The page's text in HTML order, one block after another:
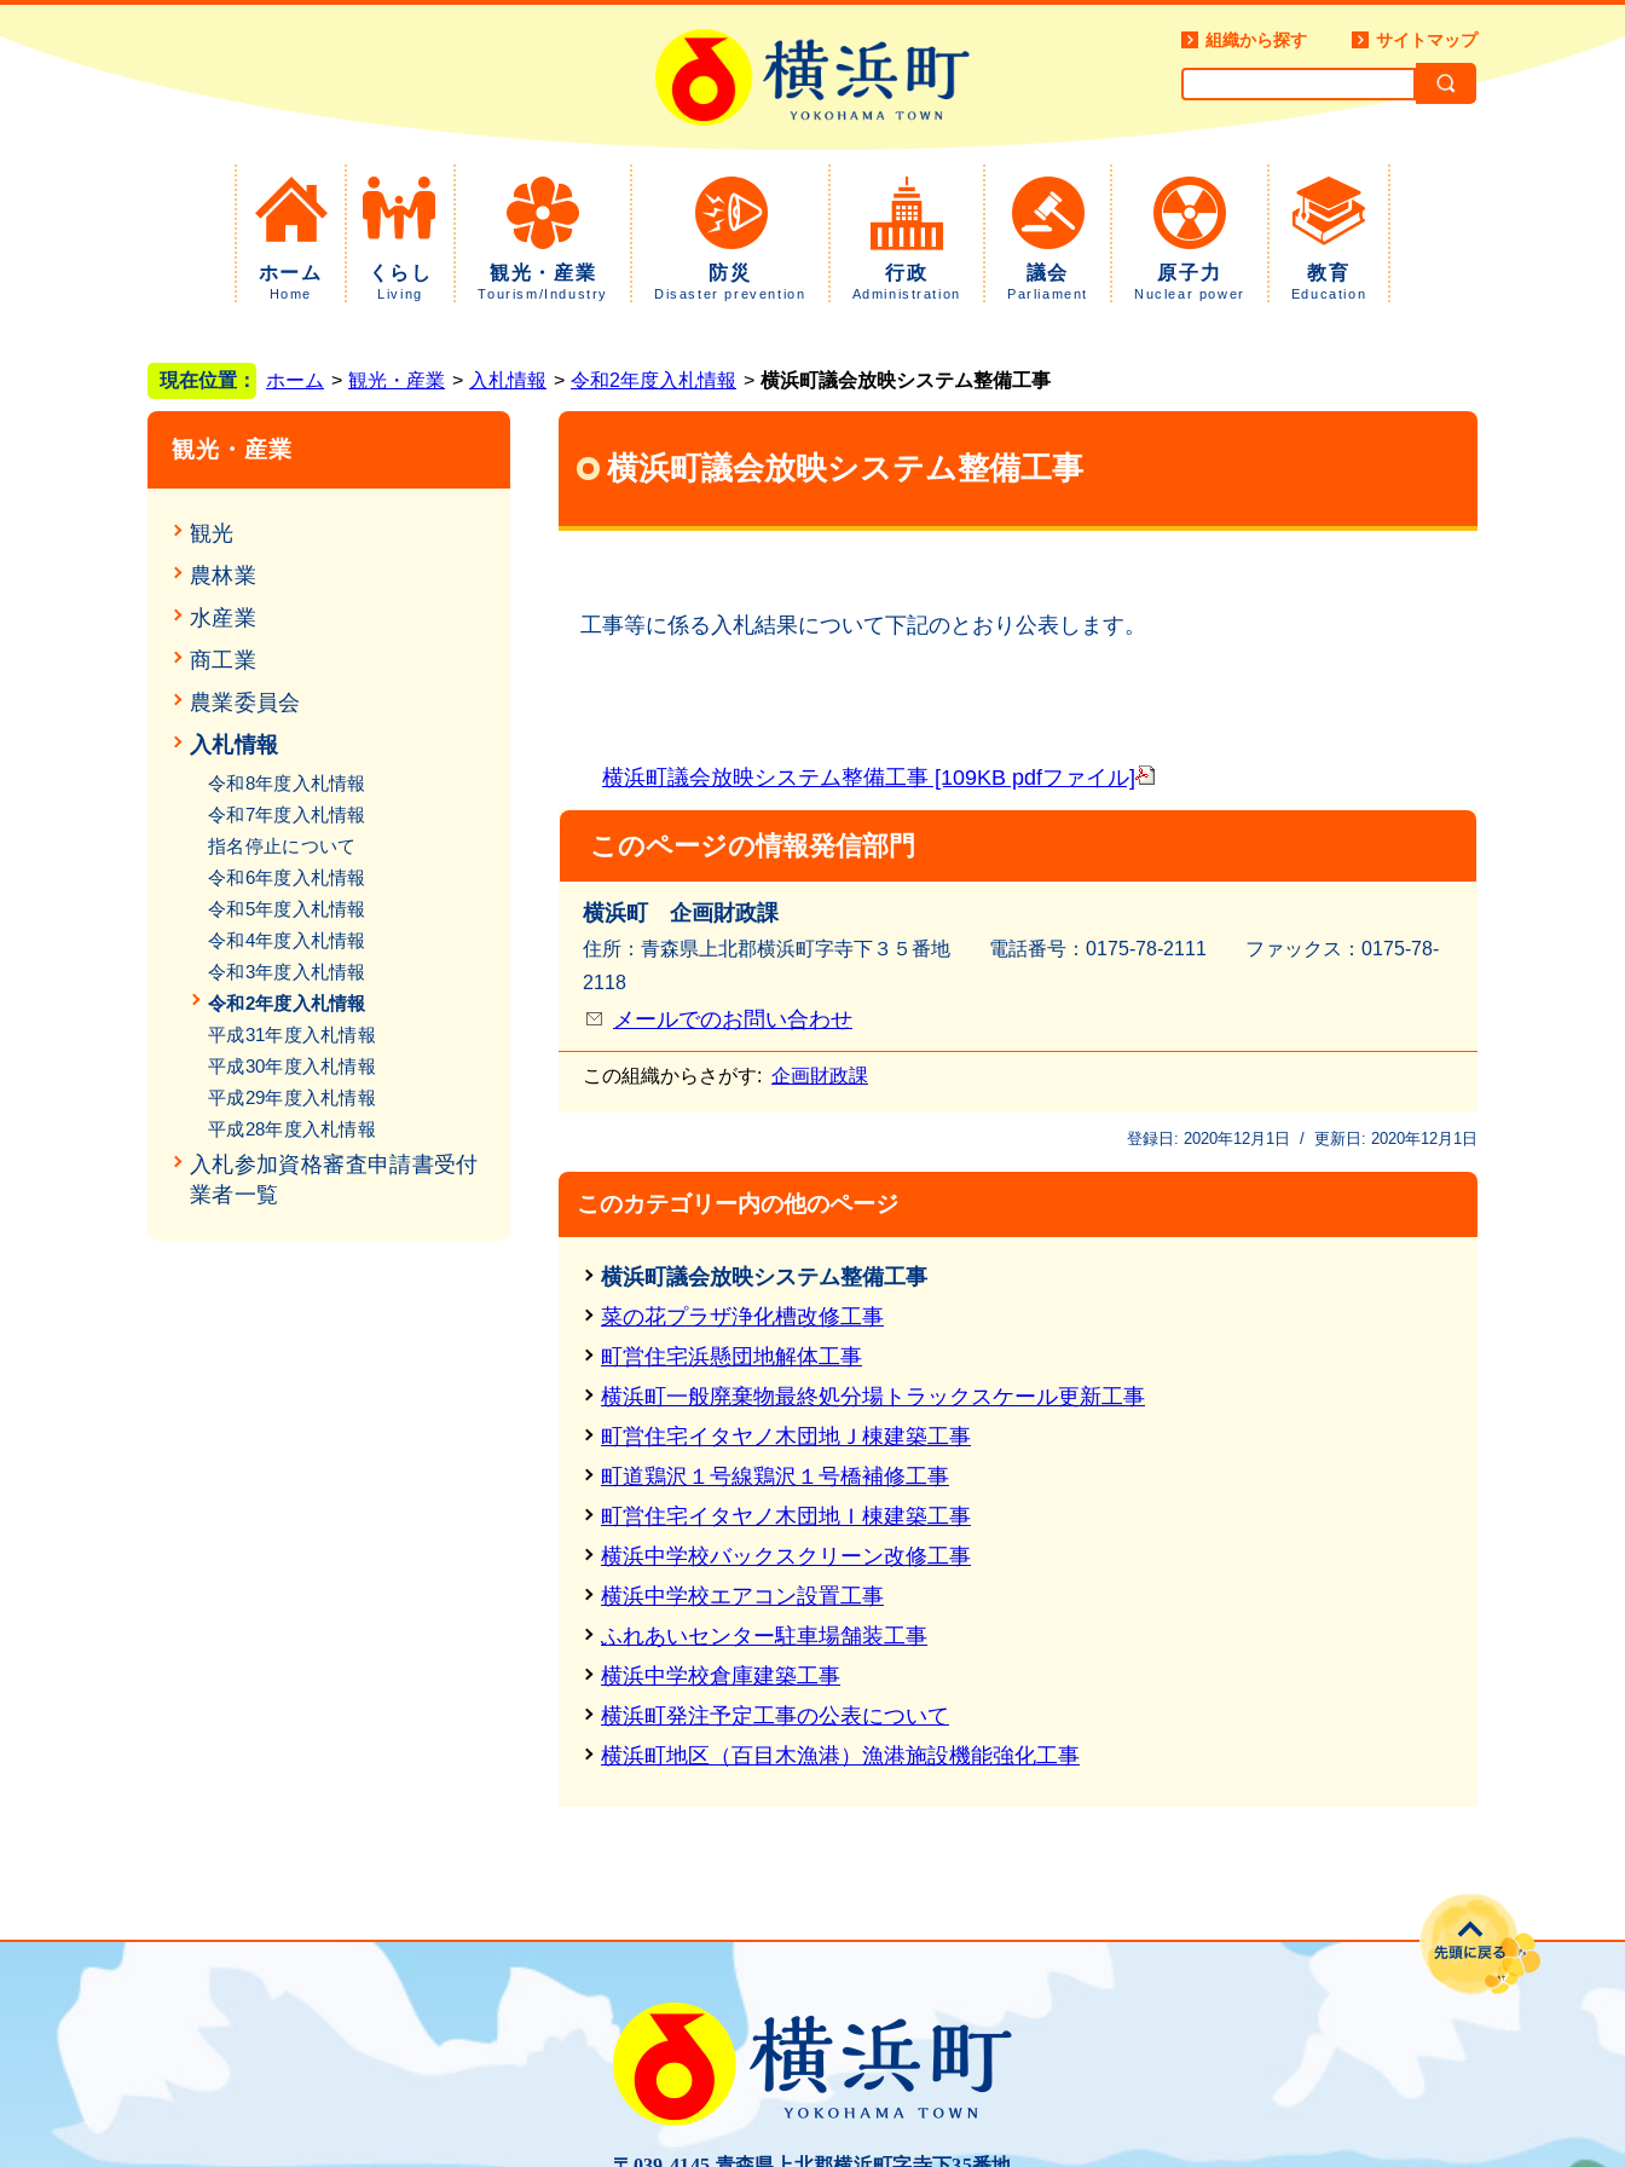
組織から探す サイトマップ
ホーム
Home
くらし
Living
観光・産業
Tourism/Industry
防災
Disaster prevention
行政
Administration
議会
Parliament
原子力
Nuclear power
教育
Education
現在位置： ホーム 観光・産業 入札情報 令和2年度入札情報 横浜町議会放映システム整備工事
観光・産業
観光
農林業
水産業
商工業
農業委員会
入札情報
令和8年度入札情報
令和7年度入札情報
指名停止について
令和6年度入札情報
令和5年度入札情報
令和4年度入札情報
令和3年度入札情報
令和2年度入札情報
平成31年度入札情報
平成30年度入札情報
平成29年度入札情報
平成28年度入札情報
入札参加資格審査申請書受付
業者一覧
横浜町議会放映システム整備工事
工事等に係る入札結果について下記のとおり公表します。
横浜町議会放映システム整備工事 [109KB pdfファイル]
このページの情報発信部門
横浜町 企画財政課
住所：青森県上北郡横浜町字寺下３５番地 電話番号：0175-78-2111 ファッ クス：0175-78-
2118
メールでのお問い合わせ
この組織からさがす: 企画財政課
登録日: 2020年12月1日 / 更新日: 2020年12月1日
このカテゴリー内の他のページ
横浜町議会放映システム整備工事
菜の花プラザ浄化槽改修工事
町営住宅浜懸団地解体工事
横浜町一般廃棄物最終処分場トラックスケール更新工事
町営住宅イタヤノ木団地Ｊ棟建築工事
町道鶏沢１号線鶏沢１号橋補修工事
町営住宅イタヤノ木団地Ｉ棟建築工事
横浜中学校バックスクリーン改修工事
横浜中学校エアコン設置工事
ふれあいセンター駐車場舗装工事
横浜中学校倉庫建築工事
横浜町発注予定工事の公表について
横浜町地区（百目木漁港）漁港施設機能強化工事